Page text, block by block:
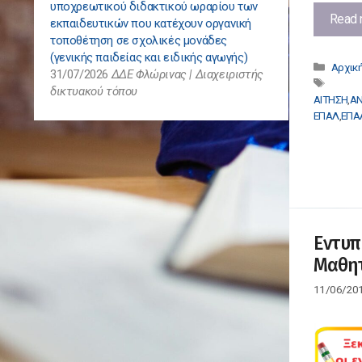
Read
ΑΙΤΗΣΗ
ΕΠΑΛ,
11/06/
υποχρεωτικού διδακτικού ωραρίου των
εκπαιδευτικών που κατέχουν οργανική
τοποθέτηση σε σχολικές μονάδες
(γενικής παιδείας και ειδικής αγωγής)
31/07/2026 ΔΔΕ Φλώρινας | Διαχειριστής
δικτυακού τόπου